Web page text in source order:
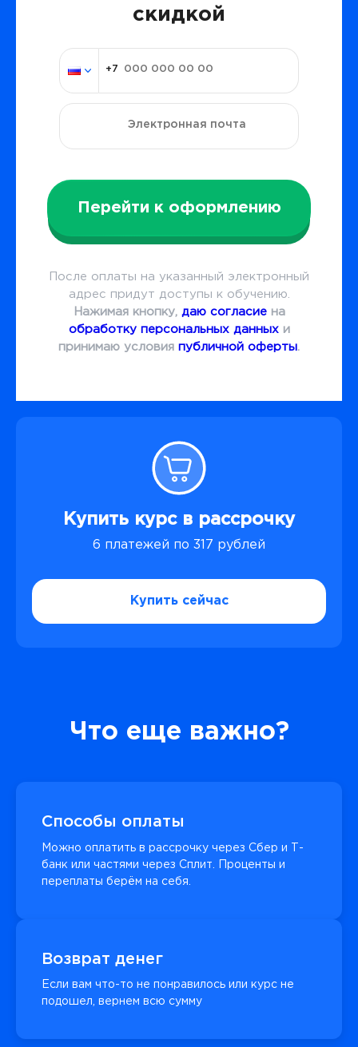
скидкой
Перейти к оформлению
После оплаты на указанный электронный
адрес придут доступы к обучению.
Нажимая кнопку, даю согласиена
обработку персональных данныхи
принимаю условия публичной оферты.
Купить курс в рассрочку
6 платежей по 317 рублей
Купить сейчас
Что еще важно?
Способы оплаты
Можно оплатить в рассрочку через Сбер и Т-
банк или частями через Сплит. Проценты и
переплаты берём на себя.
Возврат денег
Если вам что-то не понравилось или курс не
подошел, вернем всю сумму